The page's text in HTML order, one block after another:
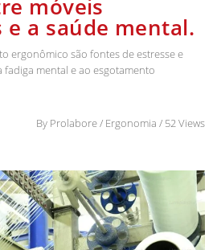
móveis
e a saúde mental.
ergonômico são fontes de estresse e
mental e ao esgotamento
By Prolabore/ Ergonomia / 52 Views